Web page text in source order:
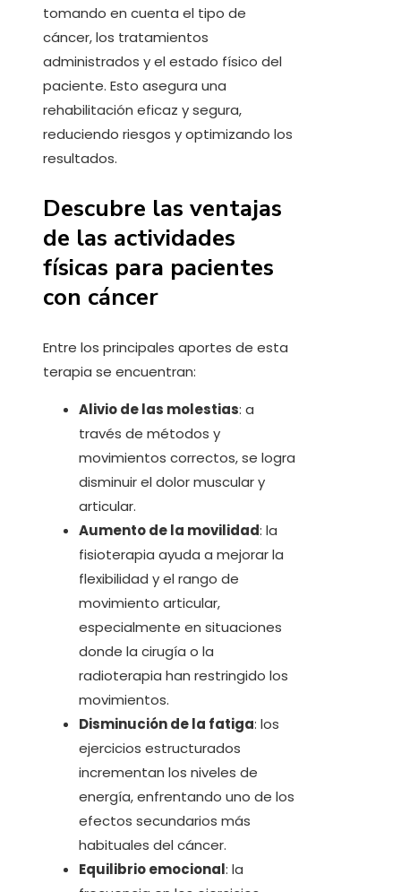
tomando en cuenta el tipo de
cáncer, los tratamientos
administrados y el estado físico del
paciente. Esto asegura una
rehabilitación eficaz y segura,
reduciendo riesgos y optimizando los
resultados.
Descubre las ventajas
de las actividades
físicas para pacientes
con cáncer
Entre los principales aportes de esta
terapia se encuentran:
Alivio de las molestias: a
través de métodos y
movimientos correctos, se logra
disminuir el dolor muscular y
articular.
Aumento de la movilidad: la
fisioterapia ayuda a mejorar la
flexibilidad y el rango de
movimiento articular,
especialmente en situaciones
donde la cirugía o la
radioterapia han restringido los
movimientos.
Disminución de la fatiga: los
ejercicios estructurados
incrementan los niveles de
energía, enfrentando uno de los
efectos secundarios más
habituales del cáncer.
Equilibrio emocional: la